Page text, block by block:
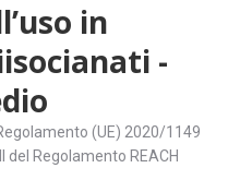
in
-
(UE) 2020/1149
del Regolamento REACH